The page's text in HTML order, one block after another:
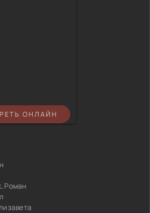
ОНЛАЙН
Роман